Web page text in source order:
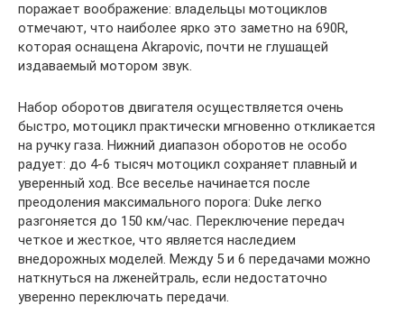
поражает воображение: владельцы мотоциклов
отмечают, что наиболее ярко это заметно на 690R,
которая оснащена Akrapovic, почти не глушащей
издаваемый мотором звук.
Набор оборотов двигателя осуществляется очень
быстро, мотоцикл практически мгновенно откликается
на ручку газа. Нижний диапазон оборотов не особо
радует: до 4-6 тысяч мотоцикл сохраняет плавный и
уверенный ход. Все веселье начинается после
преодоления максимального порога: Duke легко
разгоняется до 150 км/час. Переключение передач
четкое и жесткое, что является наследием
внедорожных моделей. Между 5 и 6 передачами можно
наткнуться на лженейтраль, если недостаточно
уверенно переключать передачи.